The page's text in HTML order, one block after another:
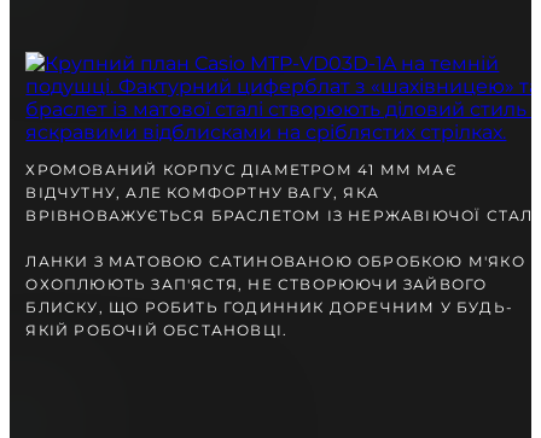
ПОРАДЬТЕСЯ
З НАШИМ ЕКСПЕРТОМ
ХРОМОВАНИЙ КОРПУС ДІАМЕТРОМ 41 ММ МАЄ
ВІДЧУТНУ, АЛЕ КОМФОРТНУ ВАГУ, ЯКА
ВРІВНОВАЖУЄТЬСЯ БРАСЛЕТОМ ІЗ НЕРЖАВІЮЧОЇ
ЛАНКИ З МАТОВОЮ САТИНОВАНОЮ ОБРОБКОЮ М'ЯКО
ОХОПЛЮЮТЬ ЗАП'ЯСТЯ, НЕ СТВОРЮЮЧИ ЗАЙВОГО
БЛИСКУ, ЩО РОБИТЬ ГОДИННИК ДОРЕЧНИМ У БУДЬ-
ЯКІЙ РОБОЧІЙ ОБСТАНОВЦІ.